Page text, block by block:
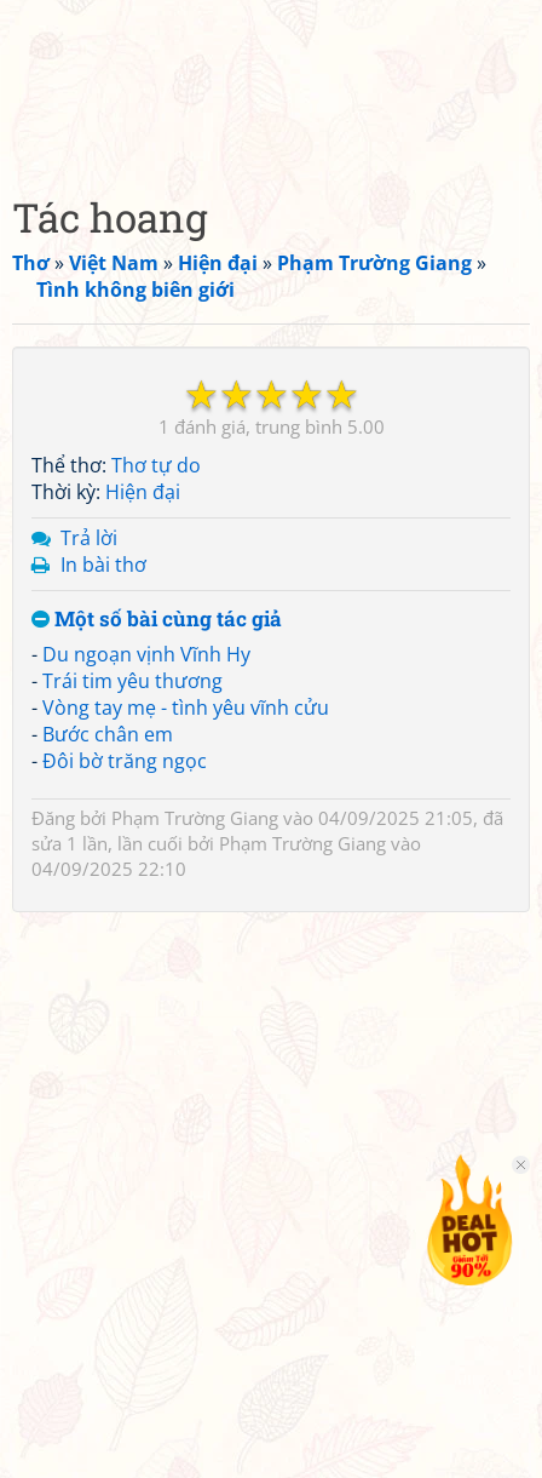
Tác hoang
Thơ»Việt Nam » Hiện đại » Phạm Trường Giang»
Tình không biên giới
☆
☆
☆
☆
☆
1 5.00
Thể thơ: Thơ tự do
Thời kỳ: Hiện đại
Trả lời
In bài thơ
Một số bài cùng tác giả
- Du ngoạn vịnh Vĩnh Hy
-Trái tim yêu thương
-Vòng tay mẹ - tình yêu vĩnh cửu
- Bước chân em
-Đôi bờ trăng ngọc
Đăng bởi Phạm Trường Giang vào 04/09/2025 21:05, đã
sửa 1 lần, lần cuối bởi Phạm Trường Giang vào
04/09/2025 22:10